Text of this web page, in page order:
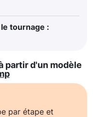
tournage :
partir d'un modèle
par étape et